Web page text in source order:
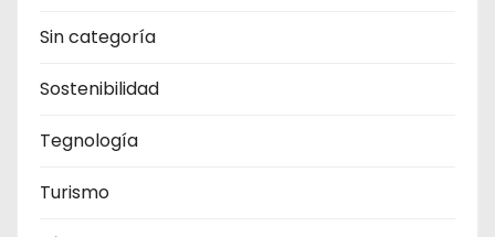
Sin categoría
Sostenibilidad
Tegnología
Turismo